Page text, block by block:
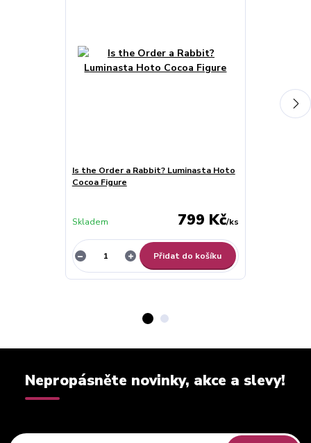
Is the Order a Rabbit? Luminasta Hoto
Cocoa Figure
799 Kč/ks
Skladem
Přidat do košíku
Nepropásněte novinky, akce a slevy!